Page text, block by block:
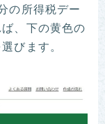
の所得税デー
、下の黄色の
びます。